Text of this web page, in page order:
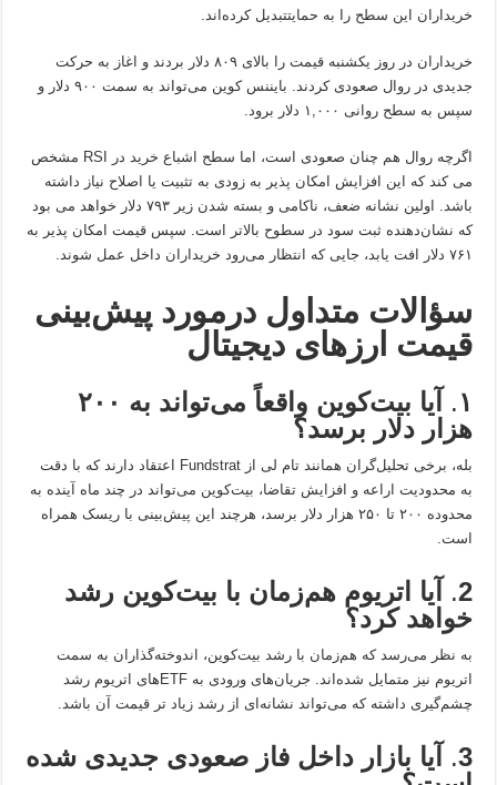
خریداران این سطح را به حمایتتبدیل کرده‌اند.
خریداران در روز یکشنبه قیمت را بالای ۸۰۹ دلار بردند و اغاز به حرکت
جدیدی در روال صعودی کردند. بایننس کوین می‌تواند به سمت ۹۰۰ دلار و
سپس به سطح روانی ۱,۰۰۰ دلار برود.
اگرچه روال هم چنان صعودی است، اما سطح اشباع خرید در RSI مشخص
می کند که این افزایش امکان پذیر به زودی به تثبیت یا اصلاح نیاز داشته
باشد. اولین نشانه ضعف، ناکامی و بسته شدن زیر ۷۹۳ دلار خواهد می بود
که نشان‌دهنده ثبت سود در سطوح بالاتر است. سپس قیمت امکان پذیر به
۷۶۱ دلار افت یابد، جایی که انتظار می‌رود خریداران داخل عمل شوند.
سؤالات متداول درمورد پیش‌بینی
قیمت ارزهای دیجیتال
۱. آیا بیت‌کوین واقعاً می‌تواند به ۲۰۰
هزار دلار برسد؟
بله، برخی تحلیل‌گران همانند تام لی از Fundstrat اعتقاد دارند که با دقت
به محدودیت اراعه و افزایش تقاضا، بیت‌کوین می‌تواند در چند ماه آینده به
محدوده ۲۰۰ تا ۲۵۰ هزار دلار برسد، هرچند این پیش‌بینی با ریسک همراه
است.
2
.
آیا اتریوم هم‌زمان با بیت‌کوین رشد
خواهد کرد؟
به نظر می‌رسد که هم‌زمان با رشد بیت‌کوین، اندوخته‌گذاران به سمت
اتریوم نیز متمایل شده‌اند. جریان‌های ورودی به ETFهای اتریوم رشد
چشم‌گیری داشته که می‌تواند نشانه‌ای از رشد زیاد تر قیمت آن باشد.
3
.
آیا بازار داخل فاز صعودی جدیدی شده